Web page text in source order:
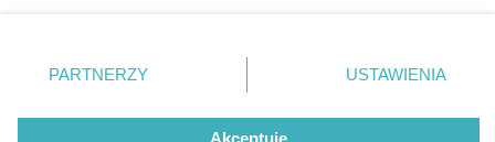
REKLAMA
Gliwice
prywatności znajdujący się w lewym dolnym rogu strony
. Niektóre rodzaje przetwarzania danych nie wymagają
zgody użytkownika, ale masz prawo sprzeciwić się
takiemu przetwarzaniu. Preferencje będą miały
PARTNERZY USTAWIENIA
Akceptuję